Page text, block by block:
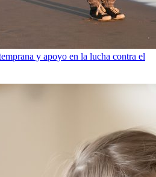
y apoyo en la lucha contra el